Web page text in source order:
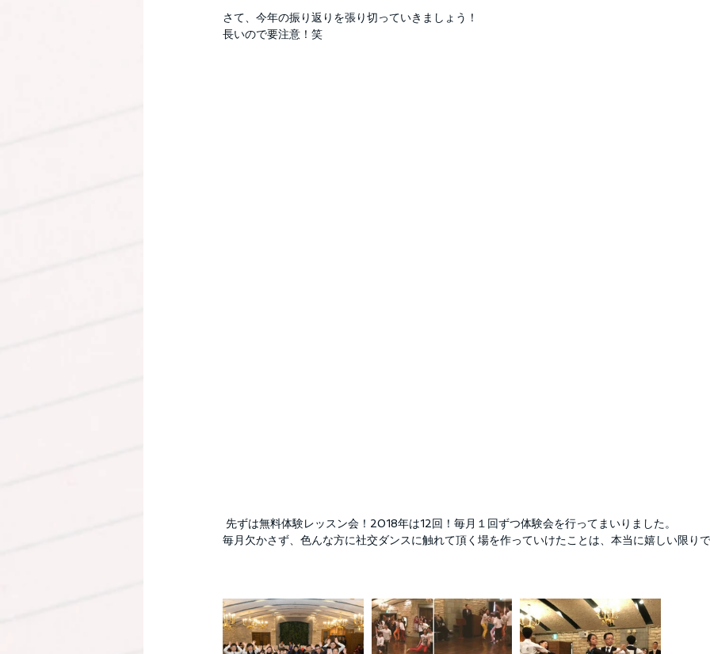
さて、今年の振り返りを張り切っていきましょう！
長いので要注意！笑
先ずは無料体験レッスン会！2018年は12回！毎月１回ずつ体験会を行ってまいりました。
毎月欠かさず、色んな方に社交ダンスに触れて頂く場を作っていけたことは、本当に嬉しい限り